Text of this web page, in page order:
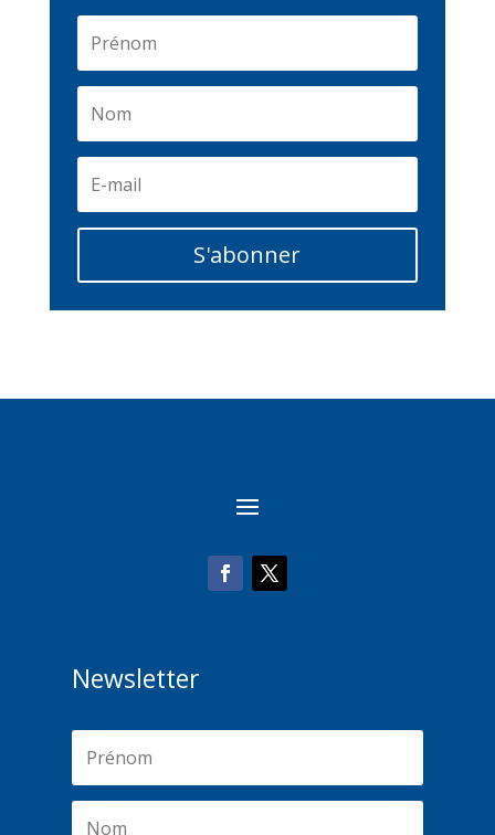
S'abonner
Newsletter